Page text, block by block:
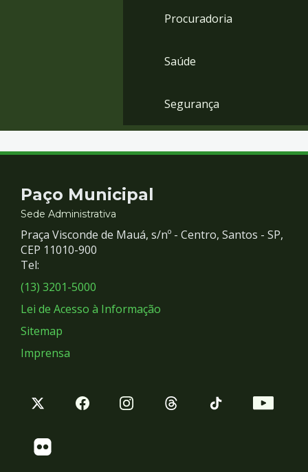
Procuradoria
Saúde
Segurança
Contato
e
Redes
Sociais
Paço Municipal
Sede Administrativa
Praça Visconde de Mauá, s/nº - Centro, Santos - SP,
CEP 11010-900
Tel:
(13) 3201-5000
Lei de Acesso à Informação
Sitemap
Imprensa